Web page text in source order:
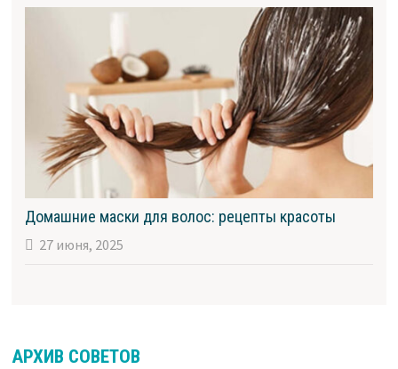
Домашние маски для волос: рецепты красоты
27 июня, 2025
АРХИВ СОВЕТОВ